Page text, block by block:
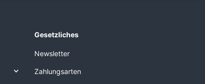
Gesetzliches
Newsletter
Zahlungsarten